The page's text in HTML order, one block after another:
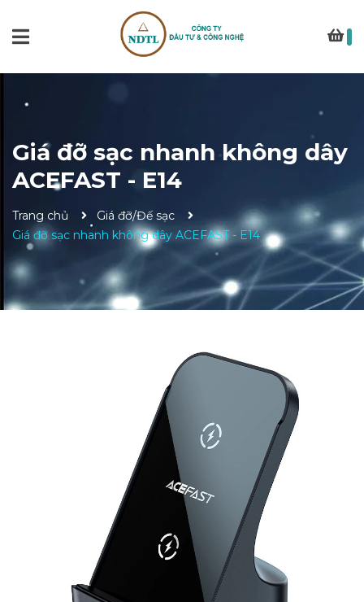
Giá đỡ sạc nhanh không dây
ACEFAST - E14
Trang chủ
Giá đỡ/Đế sạc
Giá đỡ sạc nhanh không dây ACEFAST - E14